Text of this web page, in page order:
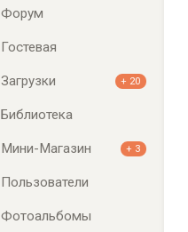
Форум
Гостевая
Загрузки + 20
Библиотека
Мини-Магазин + 3
Пользователи
Фотоальбомы